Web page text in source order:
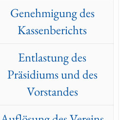
Genehmigung des
Kassenberichts
Entlastung des
Präsidiums und des
Vorstandes